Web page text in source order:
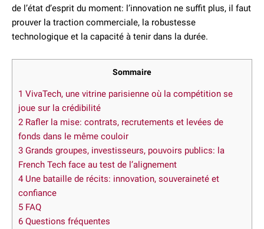
de l’état d’esprit du moment: l’innovation ne suffit plus, il faut
prouver la traction commerciale, la robustesse
technologique et la capacité à tenir dans la durée.
Sommaire
1 VivaTech, une vitrine parisienne où la compétition se
joue sur la crédibilité
2 Rafler la mise: contrats, recrutements et levées de
fonds dans le même couloir
3 Grands groupes, investisseurs, pouvoirs publics: la
French Tech face au test de l’alignement
4 Une bataille de récits: innovation, souveraineté et
confiance
5 FAQ
6 Questions fréquentes